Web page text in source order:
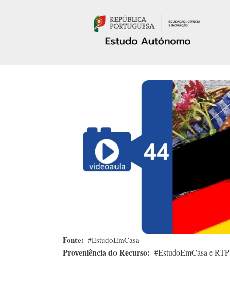
Fonte #EstudoEmCasa
Proveniência do Recurso #EstudoEmCasa e RTP